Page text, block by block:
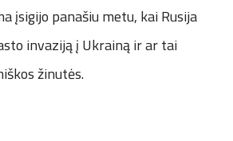
įsigijo panašiu metu, kai Rusija
invaziją į Ukrainą ir ar tai
žinutės.